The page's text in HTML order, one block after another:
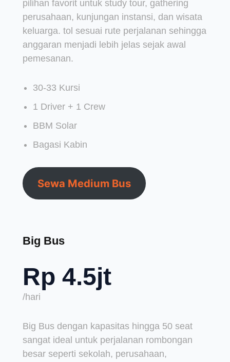
pilihan favorit untuk study tour, gathering
perusahaan, kunjungan instansi, dan wisata
keluarga. tol sesuai rute perjalanan sehingga
anggaran menjadi lebih jelas sejak awal
pemesanan.
30-33 Kursi
1 Driver + 1 Crew
BBM Solar
Bagasi Kabin
Sewa Medium Bus
Big Bus
Rp 4.5jt
/hari
Big Bus dengan kapasitas hingga 50 seat
sangat ideal untuk perjalanan rombongan
besar seperti sekolah, perusahaan,